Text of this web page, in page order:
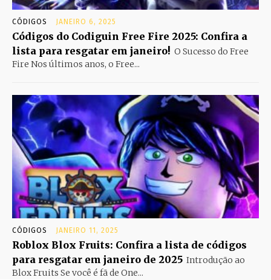
CÓDIGOS JANEIRO 6, 2025
Códigos do Codiguin Free Fire 2025: Confira a
lista para resgatar em janeiro! O Sucesso do Free
Fire Nos últimos anos, o Free...
CÓDIGOS JANEIRO 11, 2025
Roblox Blox Fruits: Confira a lista de códigos
para resgatar em janeiro de 2025 Introdução ao
Blox Fruits Se você é fã de One...